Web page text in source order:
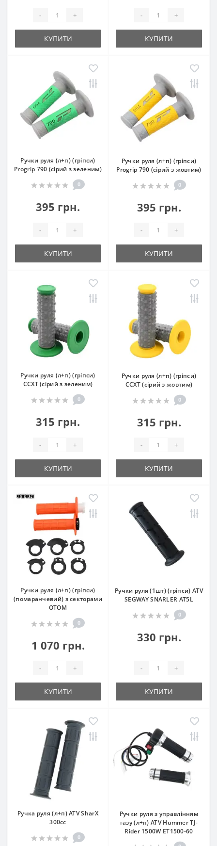
- +
КУПИТИ
- +
КУПИТИ
Ручки руля (л+п) (гріпси)
Progrip 790 (сірий з зеленим)
0
395 грн.
- +
КУПИТИ
Ручки руля (л+п) (гріпси)
Progrip 790 (сірий з жовтим)
0
395 грн.
- +
КУПИТИ
Ручки руля (л+п) (гріпси)
CCXT (сірий з зеленим)
0
315 грн.
- +
КУПИТИ
Ручки руля (л+п) (гріпси)
CCXT (сірий з жовтим)
0
315 грн.
- +
КУПИТИ
Ручки руля (л+п) (гріпси)
(помаранчевий) з секторами
OTOM
0
1 070 грн.
- +
КУПИТИ
Ручки руля (1шт) (гріпси) ATV
SEGWAY SNARLER AT5L
0
330 грн.
- +
КУПИТИ
Ручка руля (л+п) ATV SharX
300сс
0
Ручки руля з управлінням
газу (л+п) ATV Hummer TJ-
Rider 1500W ET1500-60